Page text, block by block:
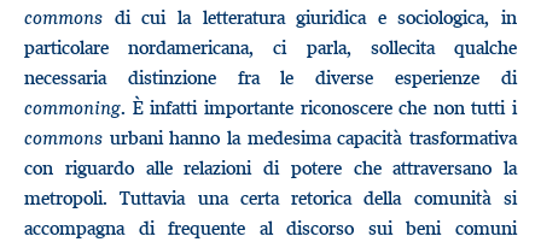
commons di cui la letteratura giuridica e sociologica, in
particolare nordamericana, ci parla, sollecita qualche
necessaria distinzione fra le diverse esperienze di
commoning. È infatti importante riconoscere che non tutti i
commons urbani hanno la medesima capacità trasformativa
con riguardo alle relazioni di potere che attraversano la
metropoli. Tuttavia una certa retorica della comunità si
accompagna di frequente al discorso sui beni comuni